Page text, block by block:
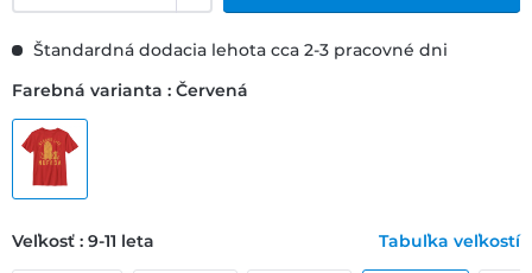
Štandardná dodacia lehota cca 2-3 pracovné dni
Farebná varianta : Červená
Veľkosť : 9-11 leta Tabuľka veľkostí